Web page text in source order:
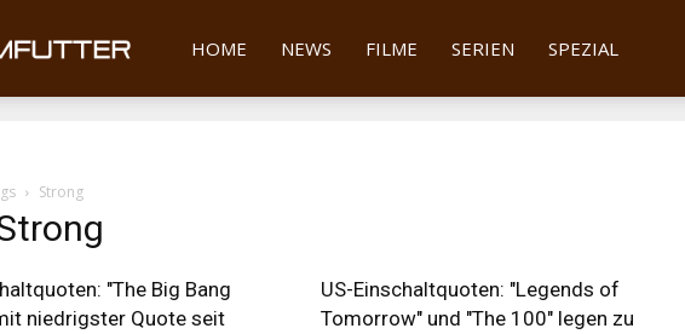
Filmfutter
HOME NEWS FILME SERIEN SPEZIAL
Strong
"The Big Bang
niedrigster Quote seit
US-Einschaltquoten: "Legends of
Tomorrow" und "The 100" legen zu